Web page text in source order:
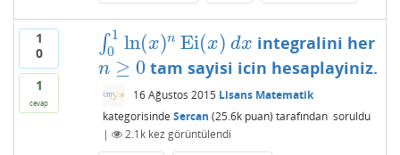
1
0
1
cevap
∫ 1
0
ln(x)n Ei(x) dx
∫01 ln(x)nEi (x)dx integralini her
n ≥ 0
n≥ 0 tam sayisi icin hesaplayiniz.
16 Ağustos 2015 Lisans Matematik
kategorisinde Sercan (25.6kpuan) tarafından soruldu
|
2.1kkez görüntülendi